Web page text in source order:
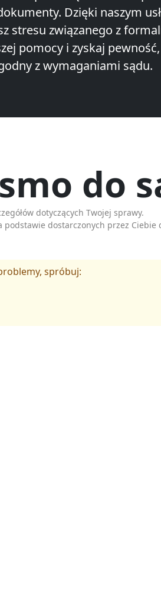
Dzięki naszym
stresu związanego z
pomocy i zyskaj
z wymaganiami sądu.
do
dotyczących Twojej sprawy.
podstawie dostarczonych przez Ciebie
spróbuj: